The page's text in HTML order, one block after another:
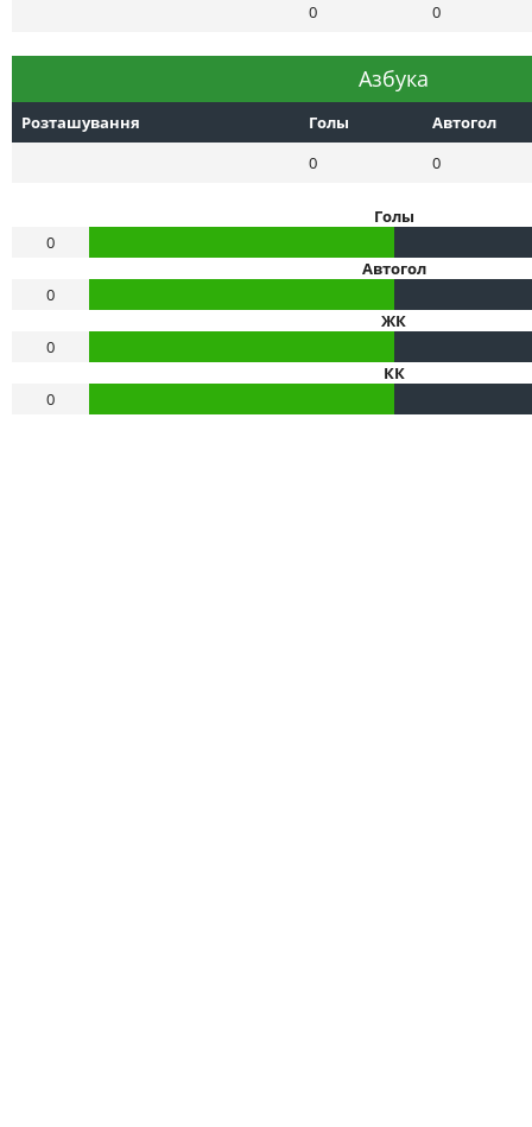
0
0
Азбука
Розташування Голы
Автогол
0
0
Голы
0
Автогол
0
ЖК
0
КК
0